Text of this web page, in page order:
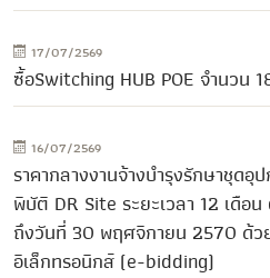
17/07/2569
ซื้อSwitching HUB POE จำนวน
16/07/2569
ราคากลางงานจ้างบำรุงรักษาชุด
พิบัติ DR Site ระยะเวลา 12 เดือ
ถึงวันที่ 30 พฤศจิกายน 2570 ด้ว
อิเล็กทรอนิกส์ (e-bidding)